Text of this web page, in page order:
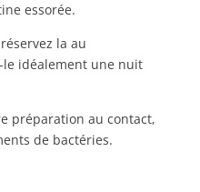
essorée.
la au
idéalement une nuit
préparation au contact,
de bactéries.